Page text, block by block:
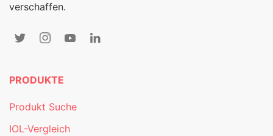
verschaffen.
PRODUKTE
Produkt Suche
IOL-Vergleich